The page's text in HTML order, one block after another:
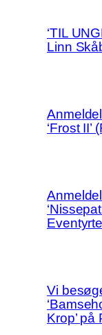
‘TIL
Linn
‘Frost II’
Vi
Krop’ på